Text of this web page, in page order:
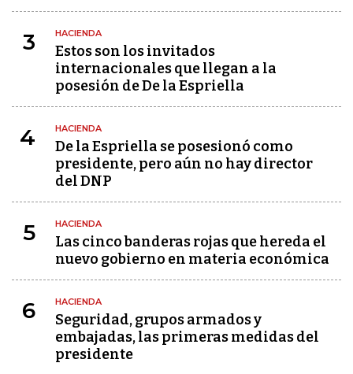
3 HACIENDA
Estos son los invitados
internacionales que llegan a la
posesión de De la Espriella
4 HACIENDA
De la Espriella se posesionó como
presidente, pero aún no hay director
del DNP
5 HACIENDA
Las cinco banderas rojas que hereda el
nuevo gobierno en materia económica
6 HACIENDA
Seguridad, grupos armados y
embajadas, las primeras medidas del
presidente